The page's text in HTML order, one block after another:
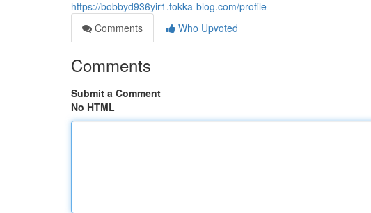
https://bobbyd936yir1.tokka-blog.com/profile
Comments
Who Upvoted
Comments
Submit a Comment
No HTML